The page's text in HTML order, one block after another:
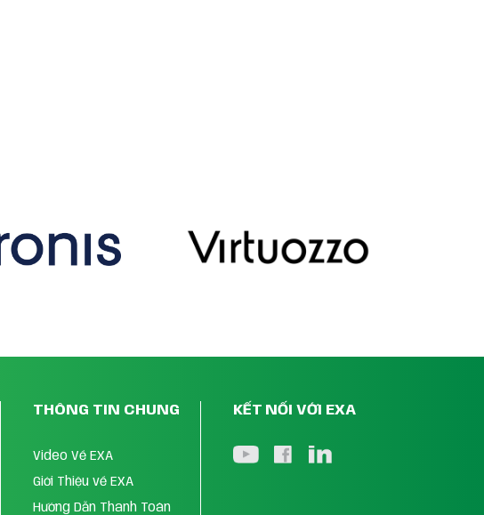
THÔNG TIN CHUNG
Video Về EXA
Giới Thiệu về EXA
Hướng Dẫn Thanh Toán
KẾT NỐI VỚI EXA